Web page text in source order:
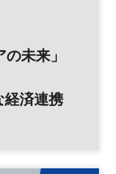
未来」
経済連携